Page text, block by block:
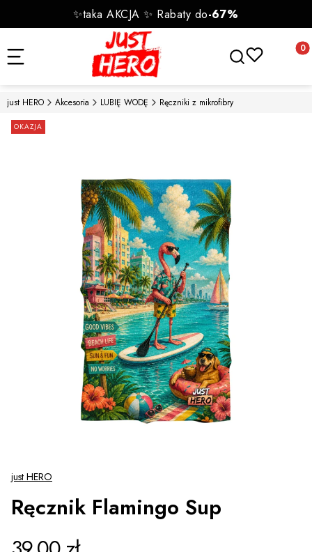
✨taka AKCJA ✨ Rabaty do-67%
Otwórz
just HERO Akcesoria LUBIĘ WODĘ Ręczniki z mikrofibry
Etykiety
OKAZJA
just HERO
Ręcznik Flamingo Sup